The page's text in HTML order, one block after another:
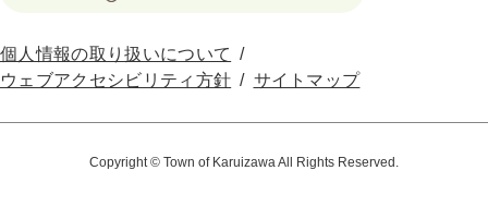
個人情報の取り扱いについて
ウェブアクセシビリティ方針
サイトマップ
Copyright © Town of Karuizawa All Rights Reserved.